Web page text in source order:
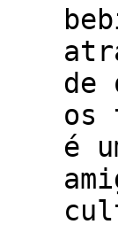
de
os
é